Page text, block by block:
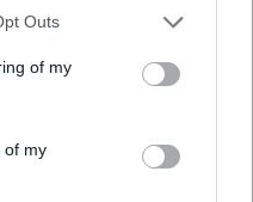
cuenta que algún
tiene el derecho de
se aplicarán
en este sitio web o
Outs
of my
of my